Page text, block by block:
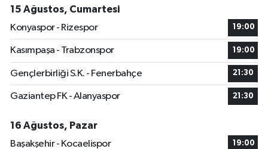
15 Ağustos, Cumartesi
Konyaspor - Rizespor
19:00
Kasımpaşa - Trabzonspor 19:00
Gençlerbirliği S.K. - Fenerbahçe 21:30
Gaziantep FK - Alanyaspor 21:30
16 Ağustos, Pazar
Başakşehir - Kocaelispor
19:00